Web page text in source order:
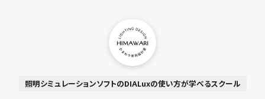
照明シミュレーションソフトのDIALuxの使い方が学べるスクール